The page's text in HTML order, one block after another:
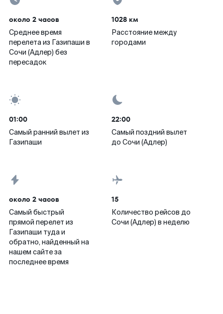
около 2 часов
Среднее время
перелета из Газипаши в
Сочи (Адлер) без
пересадок
1028 км
Расстояние между
городами
01:00
Самый ранний вылет из
Газипаши
22:00
Самый поздний вылет
до Сочи (Адлер)
около 2 часов
Самый быстрый
прямой перелет из
Газипаши туда и
обратно, найденный на
нашем сайте за
последнее время
15
Количество рейсов до
Сочи (Адлер) в неделю